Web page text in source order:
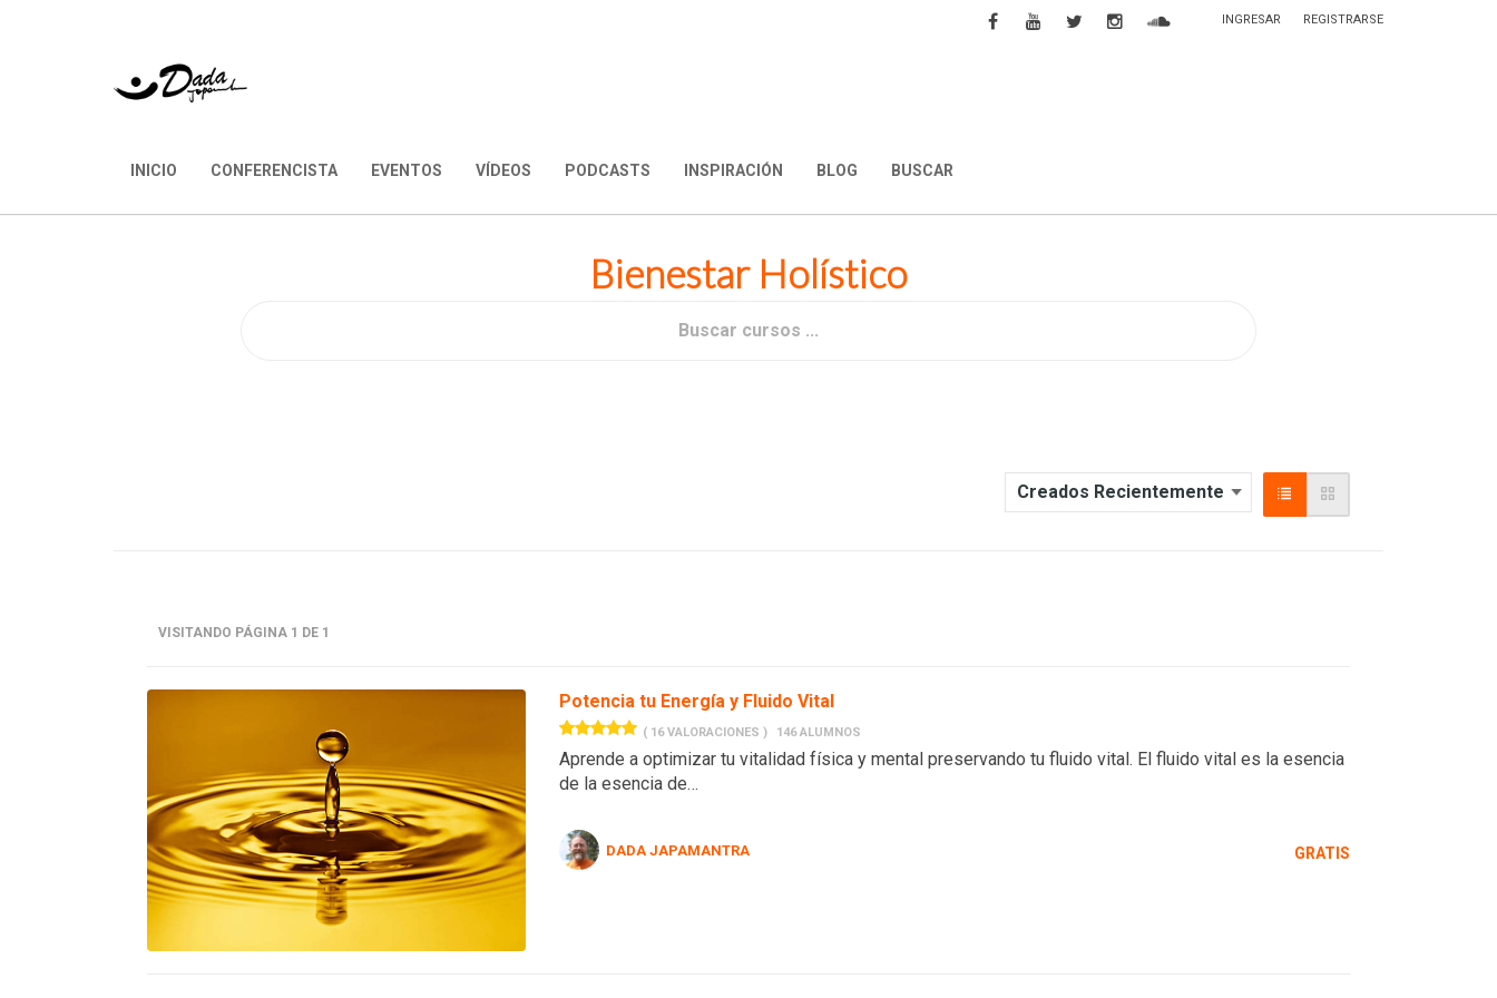
INGRESAR REGISTRARSE
INICIO CONFERENCISTA EVENTOS VÍDEOS PODCASTS INSPIRACIÓN BLOG BUSCAR
Bienestar Holístico
VISITANDO PÁGINA 1 DE 1
Potencia tu Energía y Fluido Vital
( 16 VALORACIONES ) 146 ALUMNOS
Aprende a optimizar tu vitalidad física y mental preservando tu fluido vital. El fluido vital es la esencia
de la esencia de…
GRATIS
DADA JAPAMANTRA